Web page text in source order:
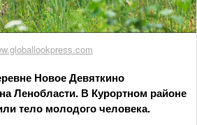
Новое Девяткино
Ленобласти. В Курортном районе
тело молодого человека.